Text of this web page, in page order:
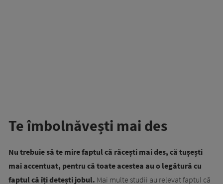
Te îmbolnăvești mai des
Nu trebuie să te mire faptul că răcești mai des, că tușești
mai accentuat, pentru că toate acestea au o legătură cu
faptul că îți detești jobul. Mai multe studii au relevat faptul că